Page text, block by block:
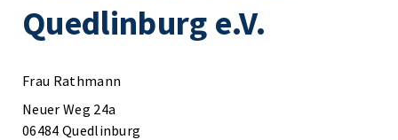
Quedlinburg e.V.
Frau Rathmann
Neuer Weg 24a
06484 Quedlinburg